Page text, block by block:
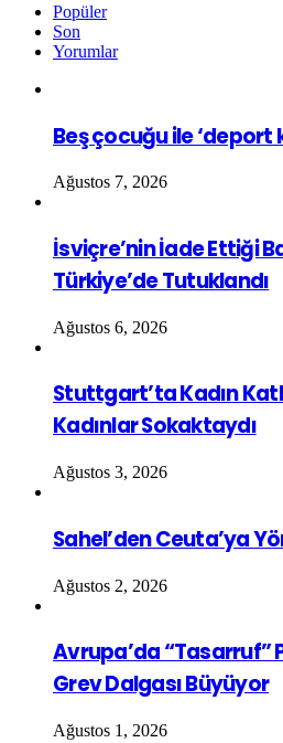
Popüler
Son
Yorumlar
Beş çocuğu ile ‘deport
Ağustos 7, 2026
İsviçre’nin İade Ettiği
Türkiye’de Tutuklandı
Ağustos 6, 2026
Stuttgart’ta Kadın
Kadınlar Sokaktaydı
Ağustos 3, 2026
Sahel’den Ceuta’ya
Ağustos 2, 2026
Avrupa’da “Tasarruf”
Grev Dalgası Büyüyor
Ağustos 1, 2026